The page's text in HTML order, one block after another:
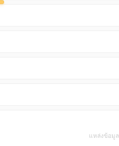
แหล่งข้อมูล